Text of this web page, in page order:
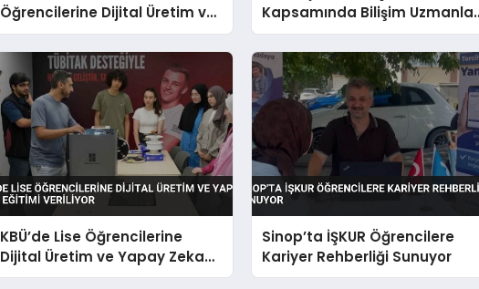
Öğrencilerine Dijital Üretim ve
Yapay Zeka Eğitimi Veriyor
Kapsamında Bilişim
Yetiştiriyor
KBÜ’de Lise Öğrencilerine
Dijital Üretim ve Yapay Zeka
Eğitimi Veriliyor
Sinop’ta İŞKUR Öğrencilere
Kariyer Rehberliği Sunuyor